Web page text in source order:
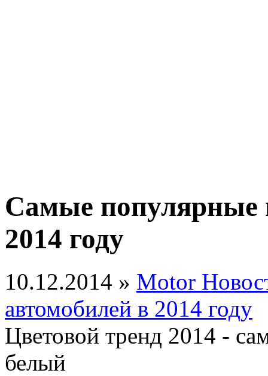
Самые популярные
2014 году
10.12.2014 » Motor
автомобилей в 2014 году
Цветовой тренд 2014 -
белый